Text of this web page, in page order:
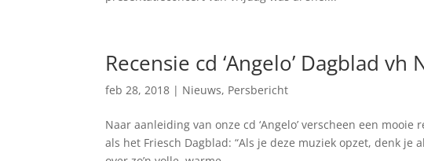
Recensie cd ‘Angelo’ Dagblad
feb 28, 2018 | Nieuws, Persbericht
Naar aanleiding van onze cd ‘Angelo’ verscheen een
als het Friesch Dagblad: “Als je deze muziek opzet, denk